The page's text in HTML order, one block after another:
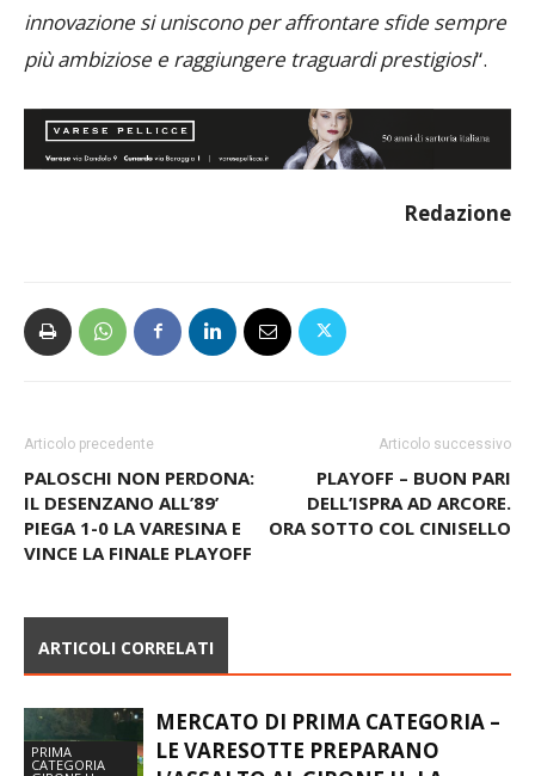
innovazione si uniscono per affrontare sfide sempre
più ambiziose e raggiungere traguardi prestigiosi“.
Redazione
Articolo precedente
PALOSCHI NON PERDONA:
IL DESENZANO ALL’89’
PIEGA 1-0 LA VARESINA E
VINCE LA FINALE PLAYOFF
Articolo successivo
PLAYOFF – BUON PARI
DELL’ISPRA AD ARCORE.
ORA SOTTO COL CINISELLO
ARTICOLI CORRELATI
PRIMA
CATEGORIA
MERCATO DI PRIMA CATEGORIA –
LE VARESOTTE PREPARANO